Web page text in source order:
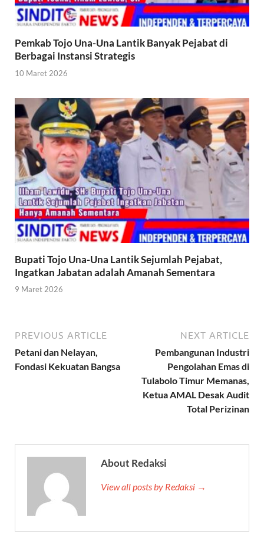
Pemkab Tojo Una-Una Lantik Banyak Pejabat di
Berbagai Instansi Strategis
10 Maret 2026
Bupati Tojo Una-Una Lantik Sejumlah Pejabat,
Ingatkan Jabatan adalah Amanah Sementara
9 Maret 2026
PREVIOUS ARTICLE
Petani dan Nelayan,
Fondasi Kekuatan Bangsa
NEXT ARTICLE
Pembangunan Industri
Pengolahan Emas di
Tulabolo Timur Memanas,
Ketua AMAL Desak Audit
Total Perizinan
About Redaksi
View all posts by Redaksi →